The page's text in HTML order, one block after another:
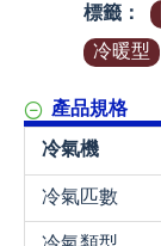
標籤：
冷暖型
產品規格
冷氣機
冷氣匹數